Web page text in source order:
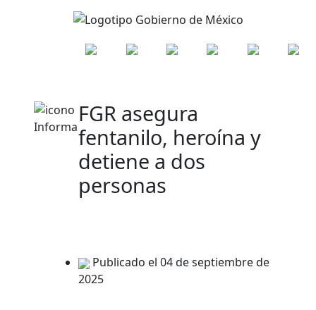
FGR asegura
fentanilo, heroína y
detiene a dos
personas
Publicado el 04 de septiembre de
2025